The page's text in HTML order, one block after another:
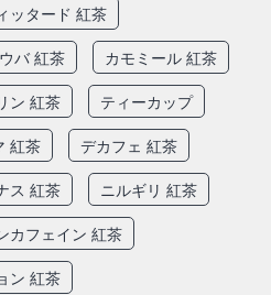
ッタード 紅茶
ウバ 紅茶
カモミール 紅茶
ン 紅茶
ティーカップ
紅茶
デカフェ 紅茶
ス 紅茶
ニルギリ 紅茶
カフェイン 紅茶
ン 紅茶